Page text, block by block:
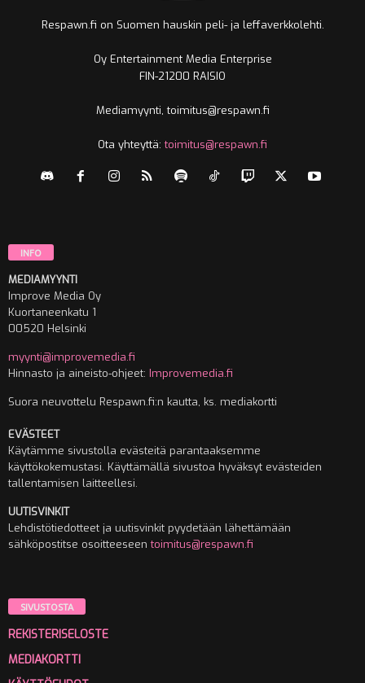
Respawn.fi on Suomen hauskin peli- ja leffaverkkolehti.
Oy Entertainment Media Enterprise
FIN-21200 RAISIO
Mediamyynti, toimitus@respawn.fi
Ota yhteyttä:toimitus@respawn.fi
INFO
MEDIAMYYNTI
Improve Media Oy
Kuortaneenkatu 1
00520 Helsinki
myynti@improvemedia.fi
Hinnasto ja aineisto-ohjeet: Improvemedia.fi
Suora neuvottelu Respawn.fi:n kautta, ks. mediakortti
EVÄSTEET
Käytämme sivustolla evästeitä parantaaksemme
käyttökokemustasi. Käyttämällä sivustoa hyväksyt evästeiden
tallentamisen laitteellesi.
UUTISVINKIT
Lehdistötiedotteet ja uutisvinkit pyydetään lähettämään
sähköpostitse osoitteeseentoimitus@respawn.fi
SIVUSTOSTA
REKISTERISELOSTE
MEDIAKORTTI